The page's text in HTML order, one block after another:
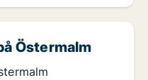
Östermalm